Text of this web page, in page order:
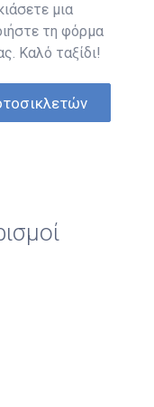
μια
τη φόρμα
Καλό ταξίδι!